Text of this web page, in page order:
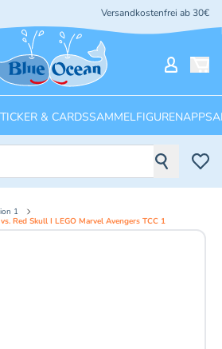
Versandkostenfrei ab 30€
& CARDSSAMMELFIGURENAPPS
1
Red Skull I LEGO Marvel Avengers TCC 1